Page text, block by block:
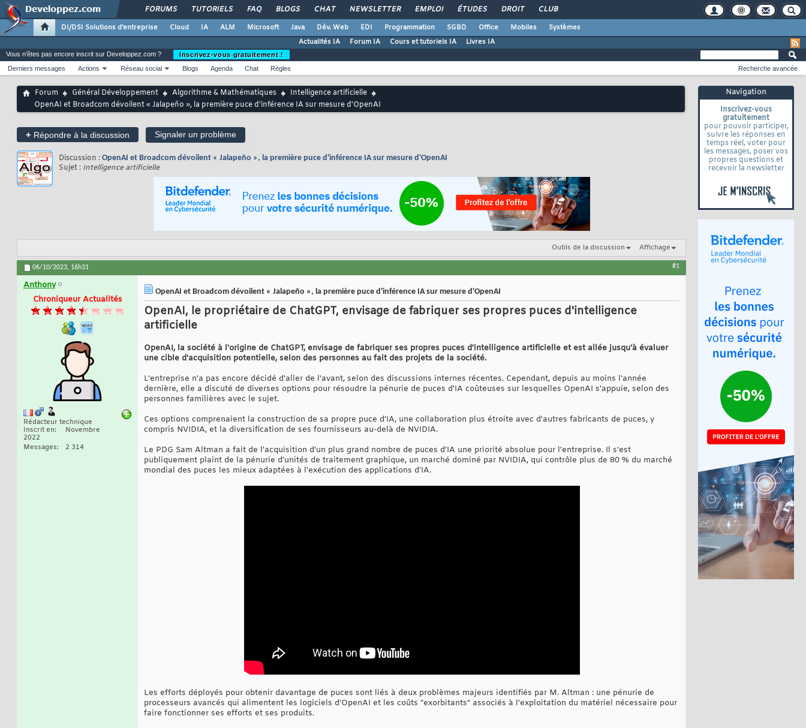
FORUMS TUTORIELS FAQ BLOGS CHAT NEWSLETTER EMPLOI ÉTUDES DROIT CLUB
DI/DSI Solutions d'entreprise Cloud IA ALM Microsoft Java Dév. Web EDI Programmation SGBD Office Mobiles
Systèmes
Actualités IA
Forum IA Cours et tutoriels IA Livres IA
Navigation
Inscrivez-vous
gratuitement
pour pouvoir participer,
suivre les réponses en
temps réel, voter pour
les messages, poser vos
propres questions et
recevoir la newsletter
Vous n'êtes pas encore inscrit sur Developpez.com ?
Inscrivez-vous gratuitement !
Derniers messages
Actions Réseau social Blogs Agenda Chat Règles Recherche avancée
Forum Général Développement Algorithme & Mathématiques
Intelligence artificielle
OpenAI et Broadcom dévoilent « Jalapeño », la première puce d'inférence IA sur mesure d'OpenAI
+ Répondre à la discussion Signaler un problème
Discussion : OpenAI et Broadcom dévoilent « Jalapeño », la première puce d'inférence IA sur mesure d'OpenAI
Sujet : Intelligence artificielle
Outils de la discussion Affichage
06/10/2023, 16h31 #1
Anthony
Chroniqueur Actualités
Rédacteur technique
Inscrit en
Novembre
2022
Messages
2 314
OpenAI et Broadcom dévoilent « Jalapeño », la première puce d'inférence IA sur mesure d'OpenAI
OpenAI, le propriétaire de ChatGPT, envisage de fabriquer ses propres puces d'intelligence
artificielle
OpenAI, la société à l'origine de ChatGPT, envisage de fabriquer ses propres puces d'intelligence artificielle et est allée jusqu'à évaluer
une cible d'acquisition potentielle, selon des personnes au fait des projets de la société.
L'entreprise n'a pas encore décidé d'aller de l'avant, selon des discussions internes récentes. Cependant, depuis au moins l'année
dernière, elle a discuté de diverses options pour résoudre la pénurie de puces d'IA coûteuses sur lesquelles OpenAI s'appuie, selon des
personnes familières avec le sujet.
Ces options comprenaient la construction de sa propre puce d'IA, une collaboration plus étroite avec d'autres fabricants de puces, y
compris NVIDIA, et la diversification de ses fournisseurs au-delà de NVIDIA.
Le PDG Sam Altman a fait de l'acquisition d'un plus grand nombre de puces d'IA une priorité absolue pour l'entreprise. Il s'est
publiquement plaint de la pénurie d'unités de traitement graphique, un marché dominé par NVIDIA, qui contrôle plus de 80 % du marché
mondial des puces les mieux adaptées à l'exécution des applications d'IA.
Les efforts déployés pour obtenir davantage de puces sont liés à deux problèmes majeurs identifiés par M. Altman : une pénurie de
processeurs avancés qui alimentent les logiciels d'OpenAI et les coûts "exorbitants" associés à l'exploitation du matériel nécessaire pour
faire fonctionner ses efforts et ses produits.